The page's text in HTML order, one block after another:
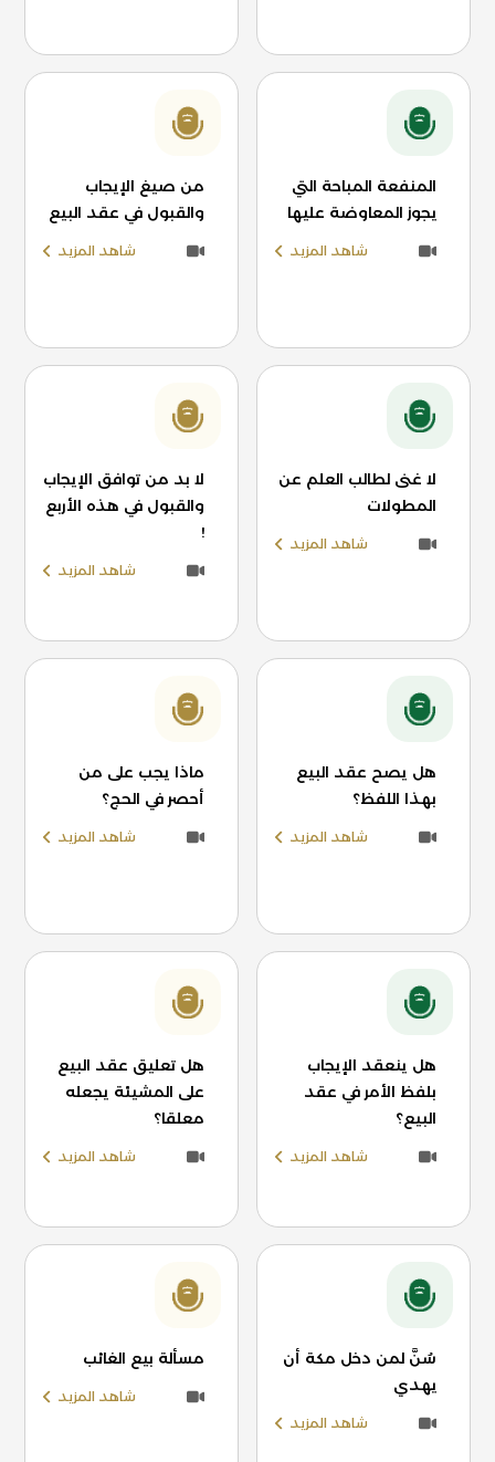
المنفعة المباحة التي
يجوز المعاوضة عليها
شاهد المزيد
من صيغ الإيجاب
والقبول في عقد البيع
شاهد المزيد
لا غنى لطالب العلم عن
المطولات
شاهد المزيد
لا بد من توافق الإيجاب
والقبول في هذه الأربع
!
شاهد المزيد
هل يصح عقد البيع
بهذا اللفظ؟
شاهد المزيد
ماذا يجب على من
أحصر في الحج؟
شاهد المزيد
هل ينعقد الإيجاب
بلفظ الأمر في عقد
البيع؟
شاهد المزيد
هل تعليق عقد البيع
على المشيئة يجعله
معلقا؟
شاهد المزيد
سُنَّ لمن دخل مكة أن
يهدي
شاهد المزيد
مسألة بيع الغائب
شاهد المزيد